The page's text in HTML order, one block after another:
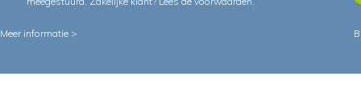
Meer informatie >